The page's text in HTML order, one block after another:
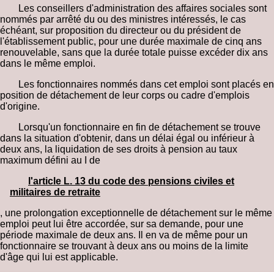
Les conseillers d'administration des affaires sociales sont
nommés par arrêté du ou des ministres intéressés, le cas
échéant, sur proposition du directeur ou du président de
l'établissement public, pour une durée maximale de cinq ans
renouvelable, sans que la durée totale puisse excéder dix ans
dans le même emploi.
Les fonctionnaires nommés dans cet emploi sont placés en
position de détachement de leur corps ou cadre d'emplois
d'origine.
Lorsqu'un fonctionnaire en fin de détachement se trouve
dans la situation d'obtenir, dans un délai égal ou inférieur à
deux ans, la liquidation de ses droits à pension au taux
maximum défini au I de
l'article L. 13 du code des pensions civiles et
militaires de retraite
, une prolongation exceptionnelle de détachement sur le même
emploi peut lui être accordée, sur sa demande, pour une
période maximale de deux ans. Il en va de même pour un
fonctionnaire se trouvant à deux ans ou moins de la limite
d'âge qui lui est applicable.